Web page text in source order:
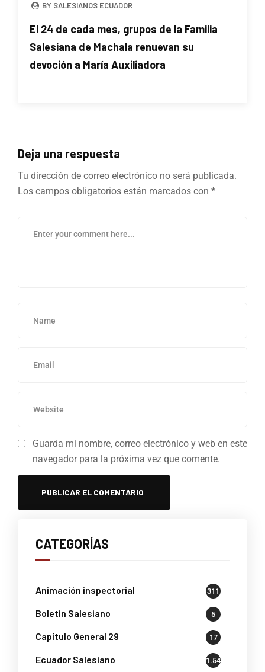
BY SALESIANOS ECUADOR
El 24 de cada mes, grupos de la Familia
Salesiana de Machala renuevan su
devoción a María Auxiliadora
Deja una respuesta
Tu dirección de correo electrónico no será publicada.
Los campos obligatorios están marcados con *
Guarda mi nombre, correo electrónico y web en este
navegador para la próxima vez que comente.
CATEGORÍAS
Animación inspectorial 311
Boletin Salesiano 5
Capítulo General 29 17
Ecuador Salesiano 1.541